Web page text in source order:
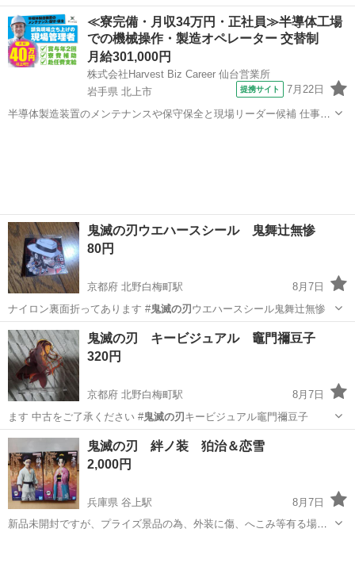
京都 京都市 北野白梅町駅 おもちゃ 鬼滅の刃
≪寮完備・月収34万円・正社員≫半導体工場
での機械操作・製造オペレーター 交替制
月給301,000円
株式会社Harvest Biz Career 仙台営業所
岩手県 北上市
提携サイト 7月22日
半導体製造装置のメンテナンスや保守保全と現場リーダー候補 仕事内
鬼滅の刃ウエハースシール 鬼舞辻無惨
80円
京都府 北野白梅町駅
8月7日
ナイロン裏面折ってあります #鬼滅の刃 ウエハースシール鬼舞辻無惨
京都 京都市 北野白梅町駅 おもちゃ 鬼滅の刃
鬼滅の刃 キービジュアル 竈門禰豆子
320円
京都府 北野白梅町駅
8月7日
ます 中古をご了承ください #鬼滅の刃キービジュアル竈門禰豆子
京都 京都市 北野白梅町駅 おもちゃ 禰豆
鬼滅の刃 絆ノ装 狛治＆恋雪
2,000円
兵庫県 谷上駅
8月7日
新品未開封ですが、プライズ景品の為、外装に傷、へこみ等有る場合